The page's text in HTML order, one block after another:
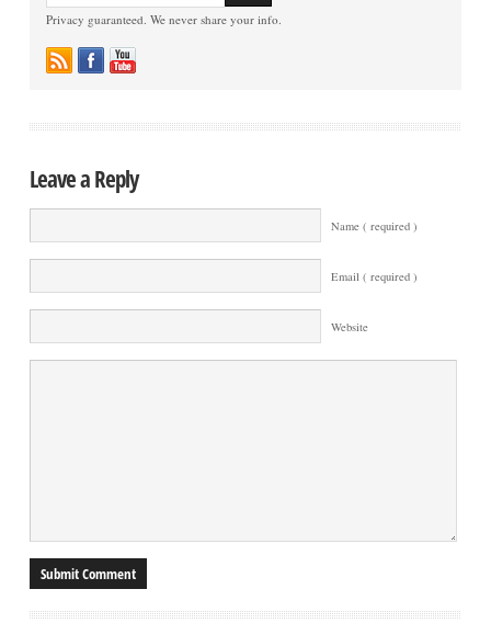
Privacy guaranteed. We never share your info.
Leave a Reply
Name ( required )
Email ( required )
Website